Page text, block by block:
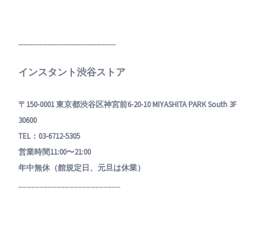
インスタント渋谷ストア
〒150-0001 東京都渋谷区神宮前6-20-10 MIYASHITA PARK South 3F
30600
TEL：03-6712-5305
営業時間11:00〜21:00
年中無休（館規定日、元旦は休業）